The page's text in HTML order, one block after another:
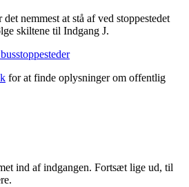
nemmest at stå af ved stoppestedet
skiltene til Indgang J.
for at finde oplysninger om offentlig
ind af indgangen. Fortsæt lige ud, til